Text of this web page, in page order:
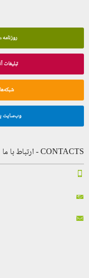
روزنامه
تبلیغات
وب‌سایت
CONTACTS - ارتباط با ما